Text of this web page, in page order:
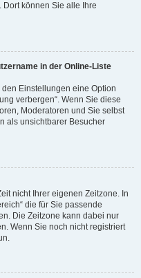
können Sie alle Ihre
in der Online-Liste
Einstellungen eine Option
verbergen“. Wenn Sie diese
Moderatoren und Sie selbst
als unsichtbarer Besucher
nicht Ihrer eigenen Zeitzone. In
die für Sie passende
Die Zeitzone kann dabei nur
Wenn Sie noch nicht registriert